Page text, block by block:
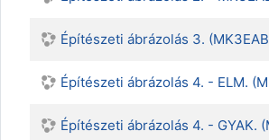
Építészeti ábrázolás 3.
Építészeti ábrázolás 4. - ELM.
Építészeti ábrázolás 4. - GYAK.